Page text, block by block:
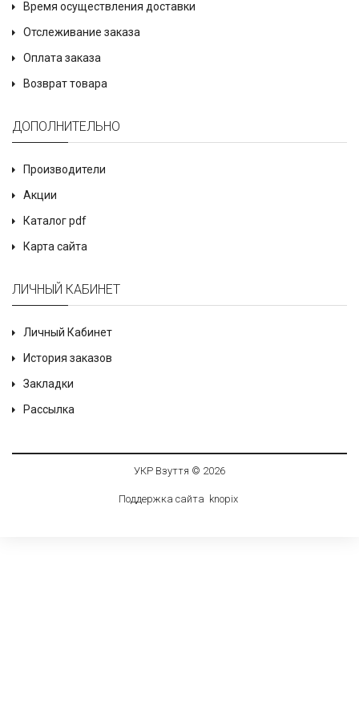
Время осуществления доставки
Отслеживание заказа
Оплата заказа
Возврат товара
ДОПОЛНИТЕЛЬНО
Производители
Акции
Каталог pdf
Карта сайта
ЛИЧНЫЙ КАБИНЕТ
Личный Кабинет
История заказов
Закладки
Рассылка
УКР Взуття © 2026
Поддержка сайта knopix